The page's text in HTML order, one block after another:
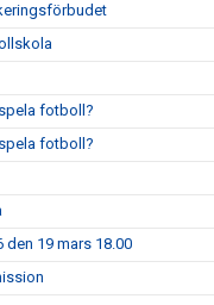
fotboll?
fotboll?
den 19 mars 18.00